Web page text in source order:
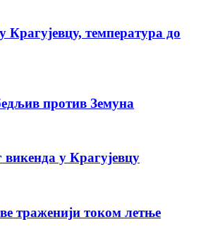
Крагујевцу, температура до
против Земуна
у Крагујевцу
траженији током летње